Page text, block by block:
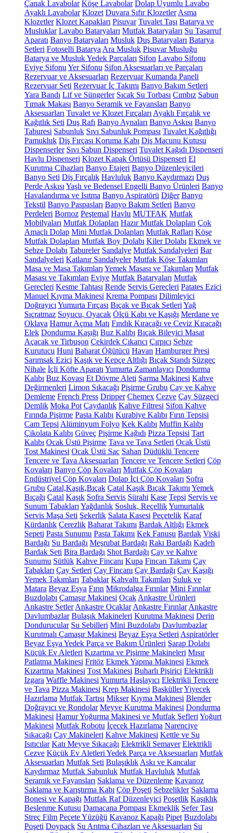
Çanak Lavabolar Köşe Lavabolar Dolap Uyumlu Lavabo
Ayaklı Lavabolar Klozet Duvara Sıfır Klozetler Asma
Klozetler Klozet Kapakları Pisuvar Tuvalet Taşı Batarya ve
Musluklar Lavabo Bataryaları Mutfak Bataryaları Su Tasarruf
Aparatı Banyo Bataryaları Musluk Duş Bataryaları Batarya
Setleri Fotoselli Batarya Ara Musluk Pisuvar Musluğu
Batarya ve Musluk Yedek Parçaları Sifon Lavabo Sifonu
Eviye Sifonu Yer Sifonu Sifon Aksesuarları ve Parçaları
Rezervuar ve Aksesuarları Rezervuar Kumanda Paneli
Rezervuar Seti Rezervuar İç Takımı Banyo Bakım Setleri
Yara Bandı Lif ve Süngerler Sıcak Su Torbası Cımbız Sabun
Tırnak Makası Banyo Seramik ve Fayansları Banyo
Aksesuarları Tuvalet ve Klozet Fırçaları Ayaklı Fırçalık ve
Kağıtlık Seti Duş Rafı Banyo Aynaları Banyo Askısı Banyo
Taburesi Sabunluk Sıvı Sabunluk Pompası Tuvalet Kağıtlığı
Pamukluk Diş Fırçası Koruma Kabı Diş Macunu Kutusu
Dispenserler Sıvı Sabun Dispenseri Tuvalet Kağıdı Dispenseri
Havlu Dispenseri Klozet Kapak Örtüsü Dispenseri El
Kurutma Cihazları Banyo Etajeri Banyo Düzenleyicileri
Banyo Seti Diş Fırçalık Havluluk Banyo Kaydırmazı Duş
Perde Askısı Yaşlı ve Bedensel Engelli Banyo Ürünleri Banyo
Havalandırma ve Isıtma Banyo Aspiratörü Diğer Banyo
Tekstil Banyo Paspasları Banyo Bakım Setleri Banyo
Perdeleri Bornoz Peştemal Havlu MUTFAK Mutfak
Mobilyaları Mutfak Dolapları Hazır Mutfak Dolapları Çok
Amaçlı Dolap Mini Mutfak Dolapları Mutfak Rafları Köşe
Mutfak Dolapları Mutfak Boy Dolabı Kiler Dolabı Ekmek ve
Sebze Dolabı Tabureler Sandalye Mutfak Sandalyeleri Bar
Sandalyeleri Katlanır Sandalyeler Mutfak Köşe Takımları
Masa ve Masa Takımları Yemek Masası ve Takımları Mutfak
Masası ve Takımları Eviye Mutfak Bataryaları Mutfak
Gereçleri Kesme Tahtası Rende Servis Gereçleri Patates Ezici
Manuel Kıyma Makinesi Krema Pompası Dilimleyici
Doğrayıcı Yumurta Fırçası Bıçak ve Bıçak Setleri Yağ
Sıçratmaz Soyucu, Oyacak Ölçü Kabı ve Kaşığı Merdane ve
Oklava Hamur Açma Matı Fındık Kıracağı ve Ceviz Kıracağı
Elek Dondurma Kaşığı Buz Kalıbı Bıçak Bileyici Masat
Açacak ve Tirbuşon Çekirdek Çıkarıcı Çırpıcı Sebze
Kurutucu Huni Baharat Öğütücü Havan Hamburger Presi
Sarımsak Ezici Kaşık ve Kepçe Altlığı Bıçak Standı Süzgeç
Nihale İçli Köfte Aparatı Yumurta Zamanlayıcı Dondurma
Kalıbı Buz Kovası Et Dövme Aleti Sarma Makinesi Kahve
Değirmenleri Limon Sıkacağı Pişirme Grubu Çay ve Kahve
Demleme French Press Dripper Chemex Cezve Çay Süzgeci
Demlik Moka Pot Çaydanlık Kahve Filtresi Sifon Kahve
Fırında Pişirme Pasta Kalıbı Kurabiye Kalıbı Fırın Tepsisi
Cam Tepsi Alüminyum Folyo Kek Kalıbı Muffin Kalıbı
Çikolata Kalıbı Güveç Pişirme Kağıdı Pizza Tepsisi Tart
Kalıbı Ocak Üstü Pişirme Tava ve Tava Setleri Ocak Üstü
Tost Makinesi Ocak Üstü Sac Sahan Düdüklü Tencere
Tencere ve Tava Aksesuarları Tencere ve Tencere Setleri Çöp
Kovaları Banyo Çöp Kovaları Mutfak Çöp Kovaları
Endüstriyel Çöp Kovaları Dolap İçi Çöp Kovaları Sofra
Grubu Çatal,Kaşık,Bıçak Çatal Kaşık Bıçak Takımı Yemek
Bıçağı Çatal Kaşık Sofra Servis Sürahi Kase Tepsi Servis ve
Sunum Tabakları Yağdanlık Sosluk, ReçellikYumurtalık
Servis Maşa Seti Şekerlik Salata Kasesi Peçetelik Karaf
Kürdanlık Çerezlik Baharat Takımı Bardak Altlığı Ekmek
Sepeti Pasta Sunumu Pasta Takımı Kek Fanusu Bardak Viski
Bardağı Su Bardağı Meşrubat Bardağı Rakı Bardağı Kadeh
Bardak Seti Bira Bardağı Shot Bardağı Çay ve Kahve
Sunumu Sütlük Kahve Fincanı Kupa Fincan Takımı Çay
Tabakları Çay Setleri Çay Fincanı Çay Bardağı Çay Kaşığı
Yemek Takımları Tabaklar Kahvaltı Takımları Suluk ve
Matara Beyaz Eşya Fırın Mikrodalga Fırınlar Mini Fırınlar
Buzdolabı Çamaşır Makinesi Ocak Ankastre Ürünleri
Ankastre Setler Ankastre Ocaklar Ankastre Fırınlar Ankastre
Davlumbazlar Bulaşık Makineleri Kurutma Makinesi Derin
Dondurucular Su Sebilleri Mini Buzdolabı Davlumbazlar
Kurutmalı Çamaşır Makinesi Beyaz Eşya Setleri Aspiratörler
Beyaz Eşya Yedek Parça ve Bakım Ürünleri Şarap Dolabı
Küçük Ev Aletleri Kızartma ve Pişirme Makineleri Mısır
Patlatma Makinesi Fritöz Ekmek Yapma Makinesi Ekmek
Kızartma Makinesi Tost Makinesi Buharlı Pişirici Elektrikli
Izgara Waffle Makinesi Yumurta Haşlayıcı Elektrikli Tencere
ve Tava Pizza Makinesi Krep Makinesi BasküllerYiyecek
Hazırlama Mutfak Tartısı Mikser Kıyma Makinesi Blender
Doğrayıcı ve Rondolar Meyve Kurutma Makinesi Dondurma
Makinesi Hamur Yoğurma Makinesi ve Mutfak Şefleri Yoğurt
Makinesi Mutfak Robotu İçecek Hazırlama Narenciye
Sıkacağı Çay Makineleri Kahve Makinesi Kettle ve Su
Isıtıcılar Katı Meyve Sıkacağı Elektrikli Semaver Elektrikli
Cezve Küçük Ev Aletleri Yedek Parça ve Aksesuarları Mutfak
Aksesuarları Mutfak Seti Bulaşıklık Askı ve Kancalar
Kaydırmaz Mutfak Sabunluk Mutfak Havluluk Mutfak
Seramik ve Fayansları Saklama ve Düzenleme Kavanoz
Saklama ve Karıştırma Kabı Çöp Poşeti Sebzelikler Saklama
Bonesi ve Kapağı Mutfak Raf Düzenleyici Poşetlik Kaşıklık
Beslenme Kutusu Damacana Pompası Ekmeklik Sefer Tası
Streç Film Peçete Yüzüğü Kavanoz Kapağı Pipet Buzdolabı
Poşeti Doypack Su Arıtma Cihazları ve Aksesuarları Su